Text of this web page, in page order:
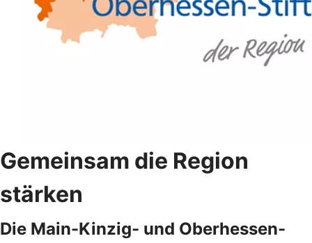
Gemeinsam die Region
stärken
Die Main-Kinzig- und Oberhessen-